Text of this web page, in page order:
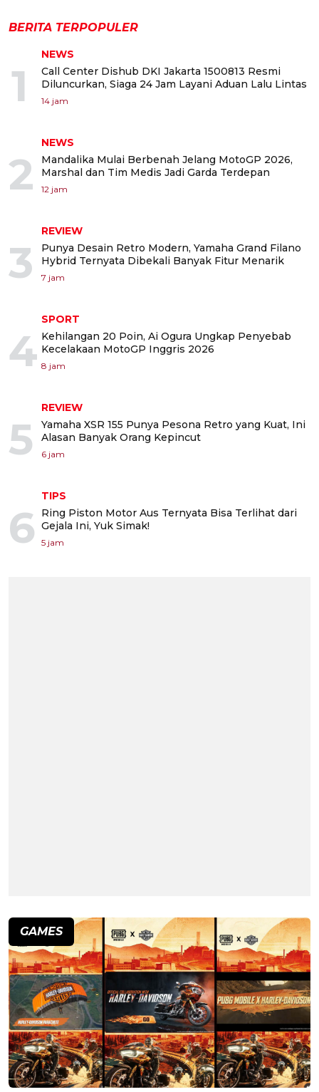
BERITA TERPOPULER
1
NEWS
Call Center Dishub DKI Jakarta 1500813 Resmi
Diluncurkan, Siaga 24 Jam Layani Aduan Lalu Lintas
14 jam
2
NEWS
Mandalika Mulai Berbenah Jelang MotoGP 2026,
Marshal dan Tim Medis Jadi Garda Terdepan
12 jam
3
REVIEW
Punya Desain Retro Modern, Yamaha Grand Filano
Hybrid Ternyata Dibekali Banyak Fitur Menarik
7 jam
4
SPORT
Kehilangan 20 Poin, Ai Ogura Ungkap Penyebab
Kecelakaan MotoGP Inggris 2026
8 jam
5
REVIEW
Yamaha XSR 155 Punya Pesona Retro yang Kuat, Ini
Alasan Banyak Orang Kepincut
6 jam
6
TIPS
Ring Piston Motor Aus Ternyata Bisa Terlihat dari
Gejala Ini, Yuk Simak!
5 jam
GAMES